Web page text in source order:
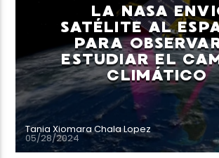
Neiva Estereo
LA NASA
SATÉLITE AL
PARA
ESTUDIAR EL
CLIMÁTICO
Tania Xiomara Chala Lopez
05/28/2024